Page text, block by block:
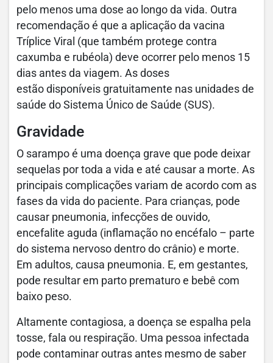
pelo menos uma dose ao longo da vida. Outra
recomendação é que a aplicação da vacina
Tríplice Viral (que também protege contra
caxumba e rubéola) deve ocorrer pelo menos 15
dias antes da viagem. As doses
estão disponíveis gratuitamente nas unidades de
saúde do Sistema Único de Saúde (SUS).
Gravidade
O sarampo é uma doença grave que pode deixar
sequelas por toda a vida e até causar a morte. As
principais complicações variam de acordo com as
fases da vida do paciente. Para crianças, pode
causar pneumonia, infecções de ouvido,
encefalite aguda (inflamação no encéfalo – parte
do sistema nervoso dentro do crânio) e morte.
Em adultos, causa pneumonia. E, em gestantes,
pode resultar em parto prematuro e bebê com
baixo peso.
Altamente contagiosa, a doença se espalha pela
tosse, fala ou respiração. Uma pessoa infectada
pode contaminar outras antes mesmo de saber